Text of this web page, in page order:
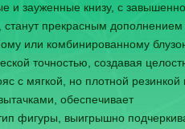
и зауженные книзу, с
прекрасным дополнением
или комбинированному
точностью, создавая
с мягкой, но плотной резинкой
обеспечивает
фигуры, выигрышно